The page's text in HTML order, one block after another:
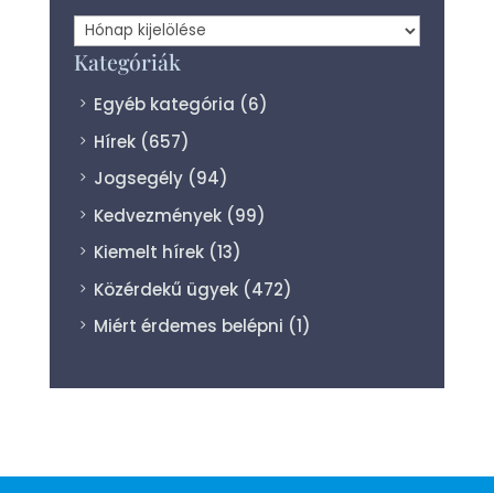
Archívum
Kategóriák
Egyéb kategória (6)
Hírek (657)
Jogsegély (94)
Kedvezmények (99)
Kiemelt hírek (13)
Közérdekű ügyek (472)
Miért érdemes belépni (1)